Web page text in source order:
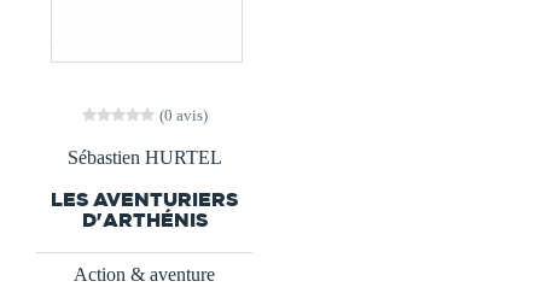
(0 avis)
Sébastien HURTEL
LES AVENTURIERS
D'ARTHÉNIS
Action & aventure